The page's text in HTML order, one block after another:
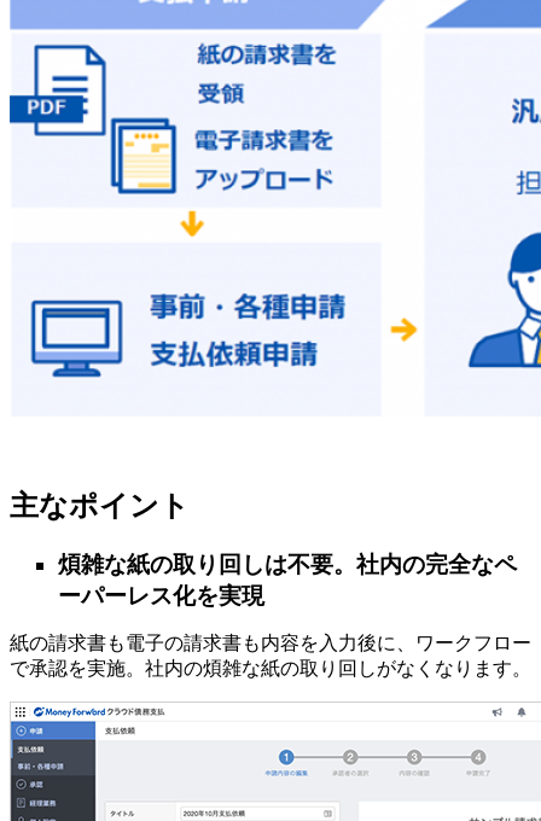
主なポイント
煩雑な紙の取り回しは不要。社内の完全なペ
ーパーレス化を実現
紙の請求書も電子の請求書も内容を入力後に、ワークフロー
で承認を実施。社内の煩雑な紙の取り回しがなくなります。